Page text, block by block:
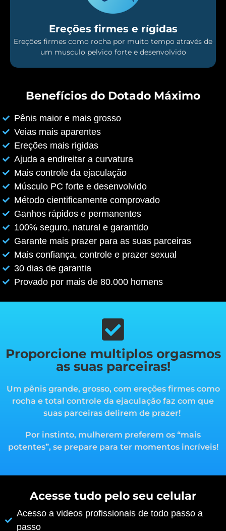
Ereções firmes e rígidas
Ereções firmes como rocha por muito tempo através de
um musculo pelvico forte e desenvolvido
Benefícios do Dotado Máximo
Pênis maior e mais grosso
Veias mais aparentes
Ereções mais rigidas
Ajuda a endireitar a curvatura
Mais controle da ejaculação
Músculo PC forte e desenvolvido
Método cientificamente comprovado
Ganhos rápidos e permanentes
100% seguro, natural e garantido
Garante mais prazer para as suas parceiras
Mais confiança, controle e prazer sexual
30 dias de garantia
Provado por mais de 80.000 homens
Proporcione multiplos orgasmos
as suas parceiras!
Um pênis grande, grosso, com ereções firmes como
rocha e total controle da ejaculação faz com que
suas parceiras delirem de prazer!
Por instinto, mulherem preferem os “mais
potentes”, se prepare para ter momentos incríveis!
Acesse tudo pelo seu celular
Acesso a videos profissionais de todo passo a
passo